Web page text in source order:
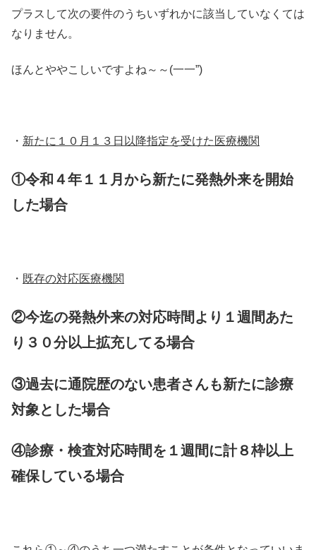
プラスして次の要件のうちいずれかに該当していなくては
なりません。
ほんとややこしいですよね～～(一一”)
・ 新たに１０月１３日以降指定を受けた医療機関
①令和４年１１月から新たに発熱外来を開始
した場合
・ 既存の対応医療機関
②今迄の発熱外来の対応時間より１週間あた
り３０分以上拡充してる場合
③過去に通院歴のない患者さんも新たに診療
対象とした場合
④診療・検査対応時間を１週間に計８枠以上
確保している場合